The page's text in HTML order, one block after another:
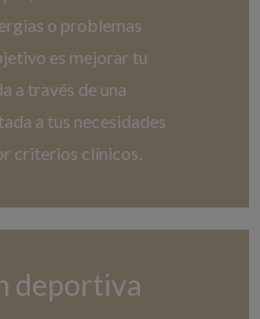
o problemas
es mejorar tu
a través de una
a tus necesidades
criterios clínicos.
deportiva